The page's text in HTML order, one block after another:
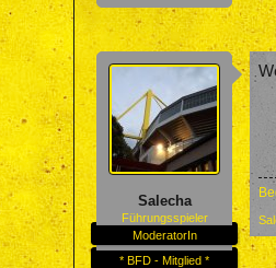
Salecha
Führungsspieler
ModeratorIn
* BFD - Mitglied *